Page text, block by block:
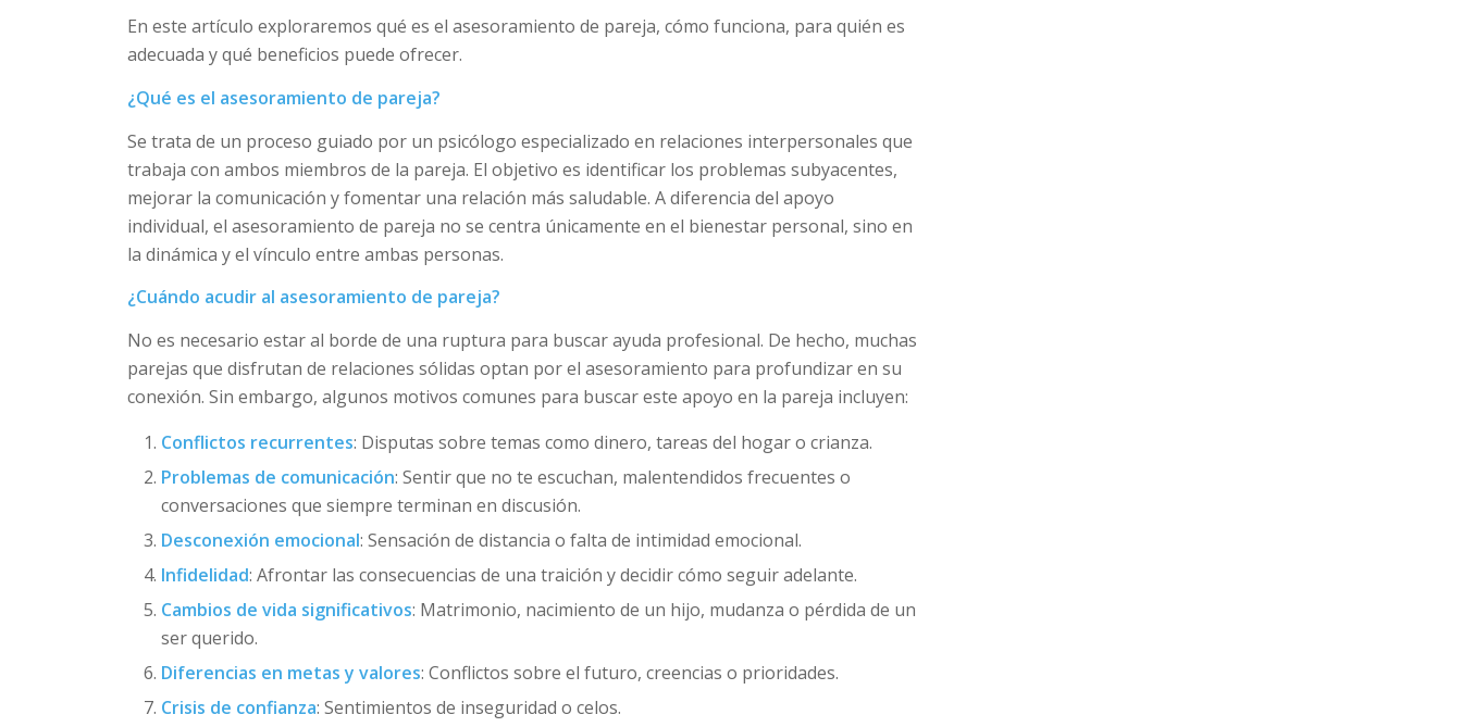
En este artículo exploraremos qué es el asesoramiento de pareja, cómo funciona, para quién es
adecuada y qué beneficios puede ofrecer.
¿Qué es el asesoramiento de pareja?
Se trata de un proceso guiado por un psicólogo especializado en relaciones interpersonales que
trabaja con ambos miembros de la pareja. El objetivo es identificar los problemas subyacentes,
mejorar la comunicación y fomentar una relación más saludable. A diferencia del apoyo
individual, el asesoramiento de pareja no se centra únicamente en el bienestar personal, sino en
la dinámica y el vínculo entre ambas personas.
¿Cuándo acudir al asesoramiento de pareja?
No es necesario estar al borde de una ruptura para buscar ayuda profesional. De hecho, muchas
parejas que disfrutan de relaciones sólidas optan por el asesoramiento para profundizar en su
conexión. Sin embargo, algunos motivos comunes para buscar este apoyo en la pareja incluyen:
Conflictos recurrentes: Disputas sobre temas como dinero, tareas del hogar o crianza.
Problemas de comunicación: Sentir que no te escuchan, malentendidos frecuentes o
conversaciones que siempre terminan en discusión.
Desconexión emocional: Sensación de distancia o falta de intimidad emocional.
Infidelidad: Afrontar las consecuencias de una traición y decidir cómo seguir adelante.
Cambios de vida significativos: Matrimonio, nacimiento de un hijo, mudanza o pérdida de un
ser querido.
Diferencias en metas y valores: Conflictos sobre el futuro, creencias o prioridades.
Crisis de confianza: Sentimientos de inseguridad o celos.